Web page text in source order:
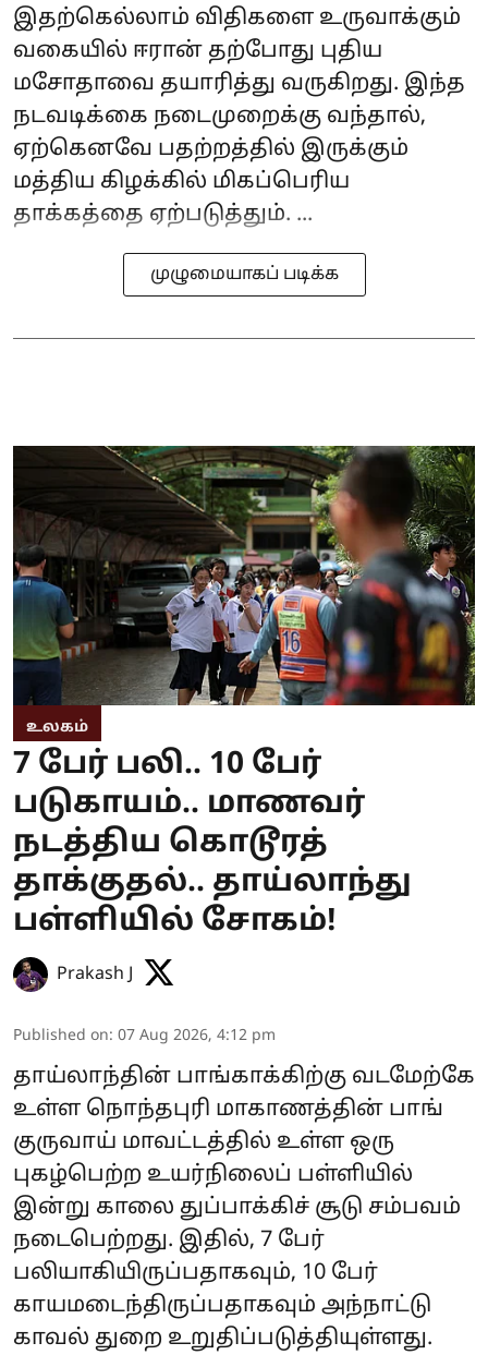
இதற்கெல்லாம் விதிகளை உருவாக்கும்
வகையில் ஈரான் தற்போது புதிய
மசோதாவை தயாரித்து வருகிறது. இந்த
நடவடிக்கை நடைமுறைக்கு வந்தால்,
ஏற்கெனவே பதற்றத்தில் இருக்கும்
மத்திய கிழக்கில் மிகப்பெரிய
தாக்கத்தை ஏற்படுத்தும். ...
முழுமையாகப் படிக்க
உலகம்
7 பேர் பலி.. 10 பேர்
படுகாயம்.. மாணவர்
நடத்திய கொடூரத்
தாக்குதல்.. தாய்லாந்து
பள்ளியில் சோகம்!
Prakash J
Published on: 07 Aug 2026, 4:12 pm
தாய்லாந்தின் பாங்காக்கிற்கு வடமேற்கே
உள்ள நொந்தபுரி மாகாணத்தின் பாங்
குருவாய் மாவட்டத்தில் உள்ள ஒரு
புகழ்பெற்ற உயர்நிலைப் பள்ளியில்
இன்று காலை துப்பாக்கிச் சூடு சம்பவம்
நடைபெற்றது. இதில், 7 பேர்
பலியாகியிருப்பதாகவும், 10 பேர்
காயமடைந்திருப்பதாகவும் அந்நாட்டு
காவல் துறை உறுதிப்படுத்தியுள்ளது.